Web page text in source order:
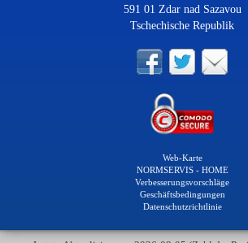
591 01 Zdar nad Sazavou
Tschechische Republik
Web-Karte
NORMSERVIS - HOME
Verbesserungsvorschläge
Geschäftsbedingungen
Datenschutzrichtlinie